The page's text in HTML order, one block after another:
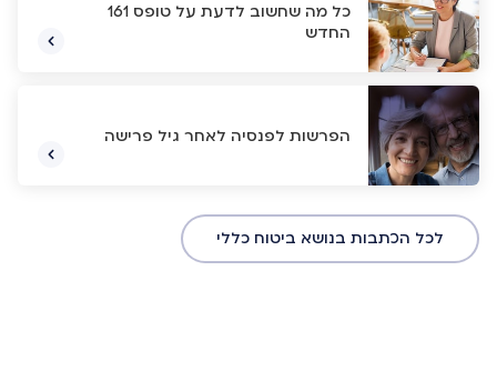
כל מה שחשוב לדעת על טופס 161
החדש
הפרשות לפנסיה לאחר גיל פרישה
לכל הכתבות בנושא ביטוח כללי